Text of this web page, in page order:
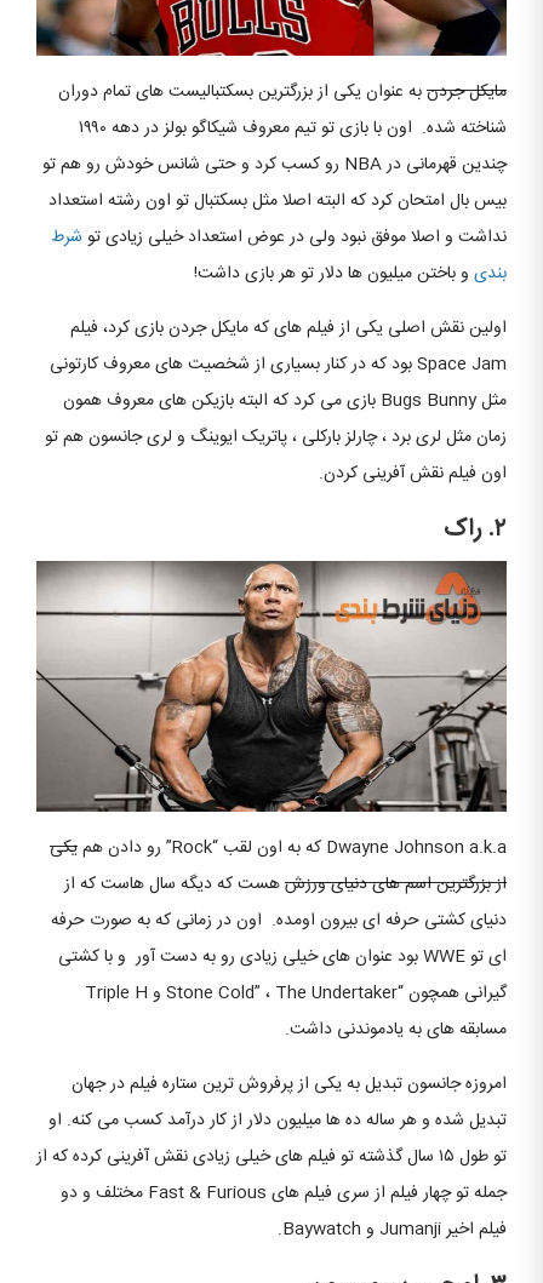
مایکل جردنبه عنوان یکی از بزرگترین بسکتبالیست های تمام دوران
شناخته شده. اون با بازی تو تیم معروف شیکاگو بولز در دهه ۱۹۹۰
چندین قهرمانی در NBA رو کسب کرد و حتی شانس خودش رو هم تو
بیس بال امتحان کرد که البته اصلا مثل بسکتبال تو اون رشته استعداد
نداشت و اصلا موفق نبود ولی در عوض استعداد خیلی زیادی تو شرط
بندی و باختن میلیون ها دلار تو هر بازی داشت!
اولین نقش اصلی یکی از فیلم های که مایکل جردن بازی کرد، فیلم
Space Jam بود که در کنار بسیاری از شخصیت های معروف کارتونی
مثل Bugs Bunny بازی می کرد که البته بازیکن های معروف همون
زمان مثل لری برد ، چارلز بارکلی ، پاتریک ایوینگ و لری جانسون هم تو
اون فیلم نقش آفرینی کردن.
۲. راک
Dwayne Johnson a.k.a که به اون لقب “Rock” رو دادن هم
یکی
از بزرگترین اسم های دنیای ورزشهست که دیگه سال هاست که از
دنیای کشتی حرفه ای بیرون اومده. اون در زمانی که به صورت حرفه
ای تو WWE بود عنوان های خیلی زیادی رو به دست آور و با کشتی
گیرانی همچون “Stone Cold” ، The Undertaker و Triple H
مسابقه های به یادموندنی داشت.
امروزه جانسون تبدیل به یکی از پرفروش ترین ستاره فیلم در جهان
تبدیل شده و هر ساله ده ها میلیون دلار از کار درآمد کسب می کنه. او
تو طول ۱۵ سال گذشته تو فیلم های خیلی زیادی نقش آفرینی کرده که از
جمله تو چهار فیلم از سری فیلم های Fast & Furious مختلف و دو
فیلم اخیر Jumanji و Baywatch.